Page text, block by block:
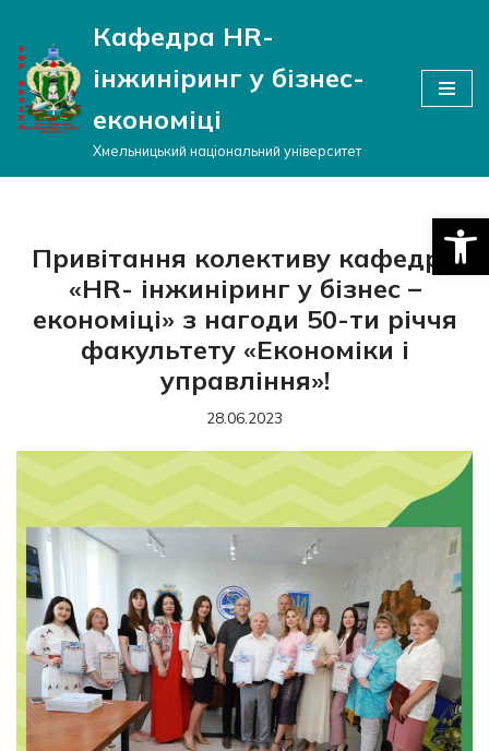
Перейти
до
вмісту
Кафедра HR-
інжиніринг у бізнес-
економіці
Хмельницький національний університет
Привітання колективу кафедри
«HR- інжиніринг у бізнес –
економіці» з нагоди 50-ти річчя
факультету «Економіки і
управління»!
28.06.2023